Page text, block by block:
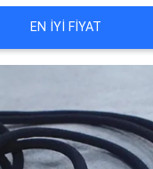
EN IYI FIYAT